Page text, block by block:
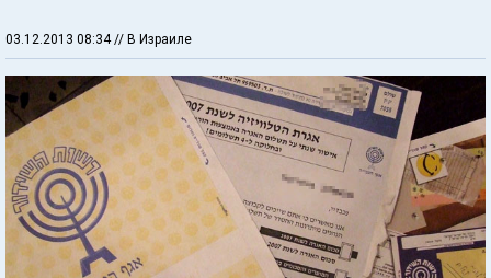
03.12.2013 08:34 // В Израиле